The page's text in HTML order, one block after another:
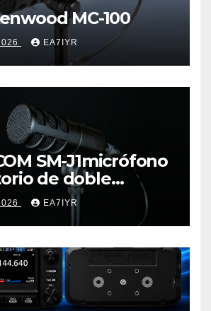
MC-100
EA7IYR
SM-J1micrófono
de doble
premium
EA7IYR